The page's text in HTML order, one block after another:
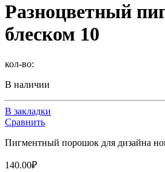
Разноцветный
блеском 10
кол-во:
В наличии
В закладки
Сравнить
Пигментный порошок для дизайна
140.00₽